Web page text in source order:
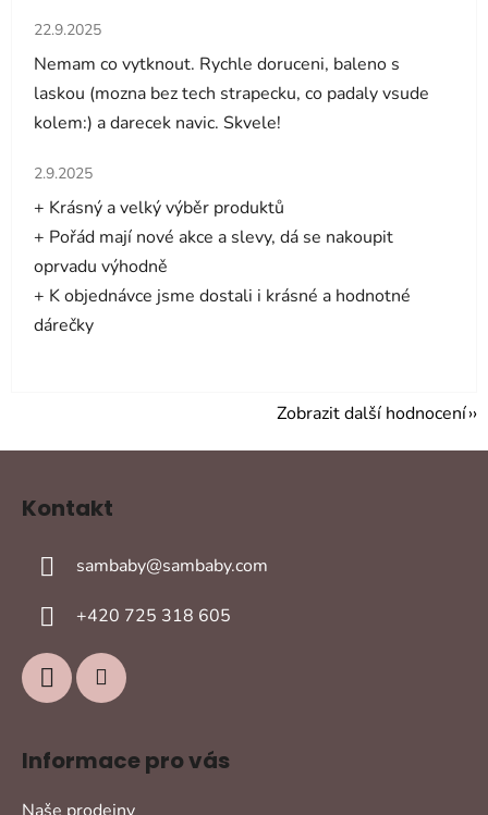
Hodnocení obchodu je 5 z 5 hvězdiček.
22.9.2025
Nemam co vytknout. Rychle doruceni, baleno s
laskou (mozna bez tech strapecku, co padaly vsude
kolem:) a darecek navic. Skvele!
Hodnocení obchodu je 5 z 5 hvězdiček.
2.9.2025
+ Krásný a velký výběr produktů
+ Pořád mají nové akce a slevy, dá se nakoupit
oprvadu výhodně
+ K objednávce jsme dostali i krásné a hodnotné
dárečky
Zobrazit další hodnocení
Kontakt
sambaby@sambaby.com
+420 725 318 605
Informace pro vás